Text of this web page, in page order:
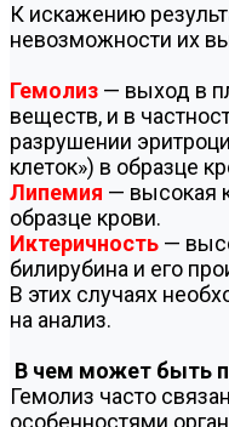
К искажению
невозможности их
Гемолиз — выход в
веществ, и в
разрушении
клеток») в образце
Липемия — высокая
образце крови.
Иктеричность —
билирубина и его
В этих случаях
на анализ.
В чем может быть
Гемолиз часто